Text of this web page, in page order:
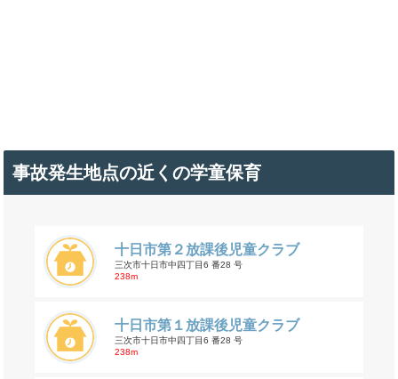
事故発生地点の近くの学童保育
十日市第２放課後児童クラブ
三次市十日市中四丁目6 番28 号
238m
十日市第１放課後児童クラブ
三次市十日市中四丁目6 番28 号
238m